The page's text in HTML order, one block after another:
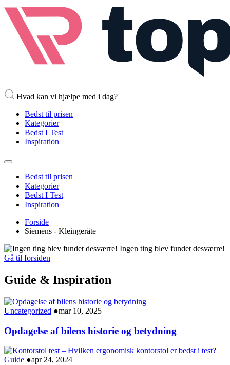
Hvad kan vi hjælpe med i dag?
Bedst til prisen
Kategorier
Bedst I Test
Inspiration
Bedst til prisen
Kategorier
Bedst I Test
Inspiration
Forside
Siemens - Kleingeräte
Ingen ting blev fundet desværre!
Gå til forsiden
Guide & Inspiration
Uncategorized ●mar 10, 2025
Opdagelse af bilens historie og betydning
Guide ●apr 24, 2024